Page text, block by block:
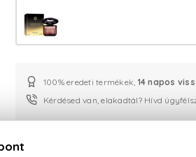
100% eredeti termékek, 14 napos
Kérdésed van, elakadtál? Hívd